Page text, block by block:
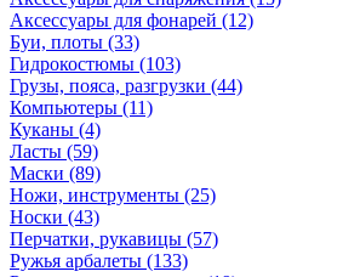
Аксессуары для фонарей (12)
Буи, плоты (33)
Гидрокостюмы (103)
Грузы, пояса, разгрузки (44)
Компьютеры (11)
Куканы (4)
Ласты (59)
Маски (89)
Ножи, инструменты (25)
Носки (43)
Перчатки, рукавицы (57)
Ружья арбалеты (133)